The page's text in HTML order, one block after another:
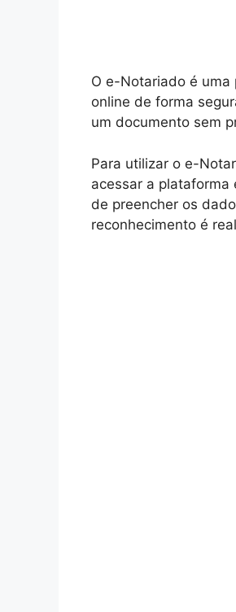
O e-Notariado é
online de forma
um documento sem
Para utilizar o e-
acessar a plataforma
de preencher os
reconhecimento é